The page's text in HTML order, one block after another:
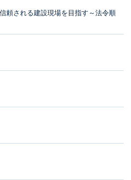
頼される建設現場を目指す～法令順